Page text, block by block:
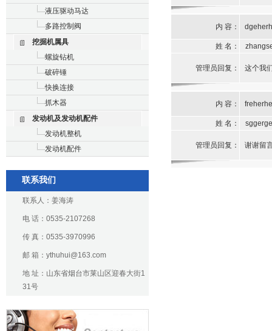
液压驱动马达
多路控制阀
挖掘机属具
螺旋钻机
破碎锤
快换连接
抓木器
发动机及发动机配件
发动机整机
发动机配件
联系我们
联系人：姜海涛
电 话：0535-2107268
传 真：0535-3970996
邮 箱：ythuhui@163.com
地 址：山东省烟台市莱山区迎春大街1
31号
内 容：
姓 名：
管理员回复： 这个我
内 容：
姓 名： sggerge
管理员回复： 谢谢留